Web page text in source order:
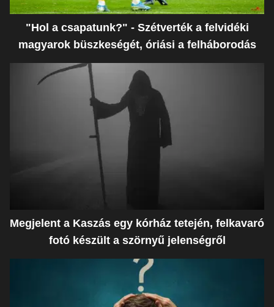
"Hol a csapatunk?" - Szétverték a felvidéki
magyarok büszkeségét, óriási a felháborodás
Megjelent a Kaszás egy kórház tetején, felkavaró
fotó készült a szörnyű jelenségről